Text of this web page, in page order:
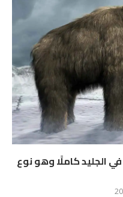
الجليد كاملًا وهو نوع